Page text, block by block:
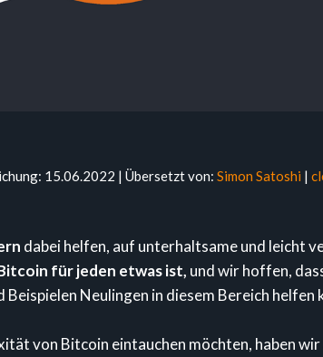
15.06.2022 | Übersetzt von: Simon Satoshi |
dabei helfen, auf unterhaltsame und leicht
für jeden etwas ist, und wir hoffen,
Neulingen in diesem Bereich helfen
von Bitcoin eintauchen möchten, haben